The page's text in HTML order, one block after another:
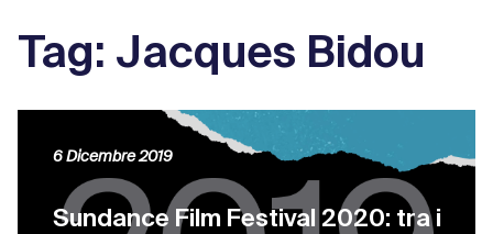
Tag: Jacques Bidou
Sundance Film Festival 2020: tra i
6 Dicembre 2019